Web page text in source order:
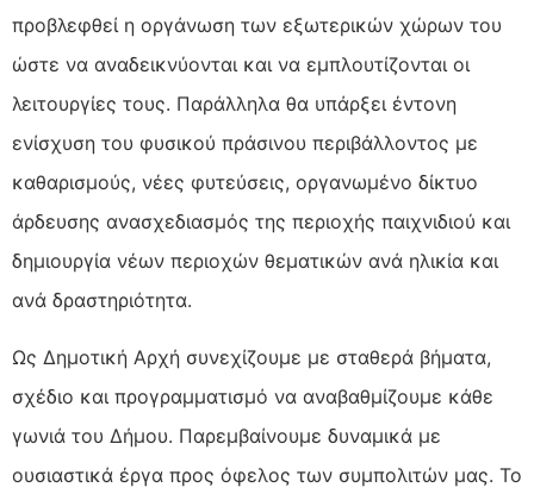
προβλεφθεί η οργάνωση των εξωτερικών χώρων του
ώστε να αναδεικνύονται και να εμπλουτίζονται οι
λειτουργίες τους. Παράλληλα θα υπάρξει έντονη
ενίσχυση του φυσικού πράσινου περιβάλλοντος με
καθαρισμούς, νέες φυτεύσεις, οργανωμένο δίκτυο
άρδευσης ανασχεδιασμός της περιοχής παιχνιδιού και
δημιουργία νέων περιοχών θεματικών ανά ηλικία και
ανά δραστηριότητα.
Ως Δημοτική Αρχή συνεχίζουμε με σταθερά βήματα,
σχέδιο και προγραμματισμό να αναβαθμίζουμε κάθε
γωνιά του Δήμου. Παρεμβαίνουμε δυναμικά με
ουσιαστικά έργα προς όφελος των συμπολιτών μας. Το